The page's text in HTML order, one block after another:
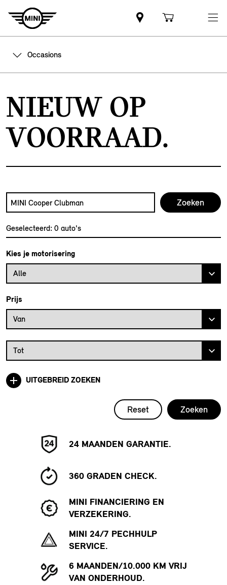
Occasions
NIEUW OP
VOORRAAD.
Zoek naar een automodel, bijvoorbeeld MINI Cooper
Geselecteerd: 0 auto's
Kies je motorisering
Alle
Prijs
Prijs vanaf
Van
Prijs tot
Tot
UITGEBREID ZOEKEN
Zoeken
Reset
24 MAANDEN GARANTIE.
360 GRADEN CHECK.
MINI FINANCIERING EN
VERZEKERING.
MINI 24/7 PECHHULP
SERVICE.
6 MAANDEN/10.000 KM VRIJ
VAN ONDERHOUD.